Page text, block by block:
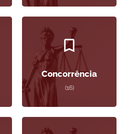
Concorrência
(16)